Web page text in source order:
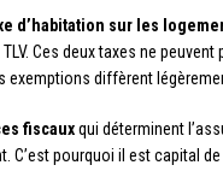
d’habitation sur les
Ces deux taxes ne
exemptions diffèrent
fiscauxqui déterminent
pourquoi il est capital